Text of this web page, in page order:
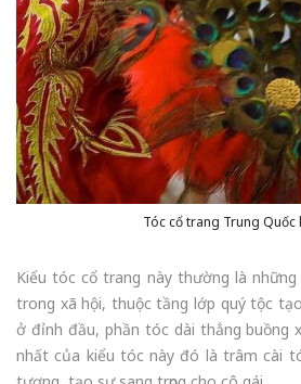
Tóc cổ trang Trung Quốc
Kiểu tóc cổ trang này thường là
trong xã hội, thuộc tầng lớp quý tộc
ở đỉnh đầu, phần tóc dài thẳng buồng
nhất của kiểu tóc này đó là trâm cài